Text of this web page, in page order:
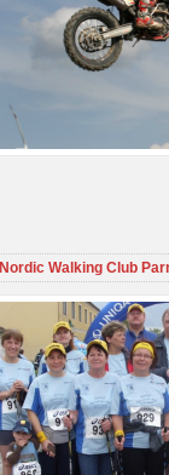
Nordic Walking Club